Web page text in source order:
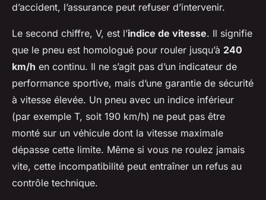
d’accident, l’assurance peut refuser d’intervenir.
Le second chiffre, V, est l’indice de vitesse. Il signifie
que le pneu est homologué pour rouler jusqu’à 240
km/h en continu. Il ne s’agit pas d’un indicateur de
performance sportive, mais d’une garantie de sécurité
à vitesse élevée. Un pneu avec un indice inférieur
(par exemple T, soit 190 km/h) ne peut pas être
monté sur un véhicule dont la vitesse maximale
dépasse cette limite. Même si vous ne roulez jamais
vite, cette incompatibilité peut entraîner un refus au
contrôle technique.